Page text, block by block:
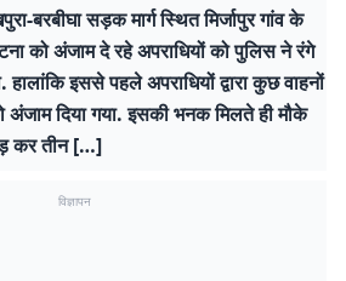
बरबीघा सड़क मार्ग स्थित मिर्जापुर गांव के
को अंजाम दे रहे अपराधियों को पुलिस ने रंगे
हालांकि इससे पहले अपराधियों द्वारा कुछ वाहनों
दिया गया. इसकी भनक मिलते ही मौके
कर तीन […]
विज्ञापन